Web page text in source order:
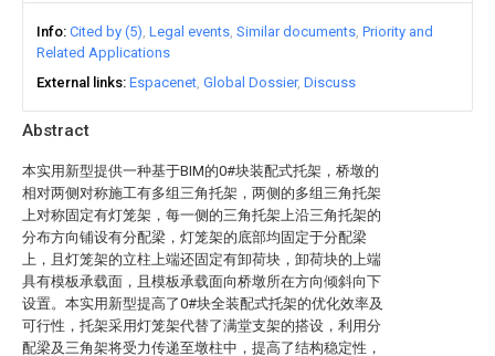
Abstract
本实用新型提供一种基于BIM的0#块装配式托架，桥墩的
相对两侧对称施工有多组三角托架，两侧的多组三角托架
上对称固定有灯笼架，每一侧的三角托架上沿三角托架的
分布方向铺设有分配梁，灯笼架的底部均固定于分配梁
上，且灯笼架的立柱上端还固定有卸荷块，卸荷块的上端
具有模板承载面，且模板承载面向桥墩所在方向倾斜向下
设置。本实用新型提高了0#块全装配式托架的优化效率及
可行性，托架采用灯笼架代替了满堂支架的搭设，利用分
配梁及三角架将受力传递至墩柱中，提高了结构稳定性，
Info Cited by (5) Legal events Similar documents Priority and
Related Applications
External links Espacenet Global Dossier Discuss